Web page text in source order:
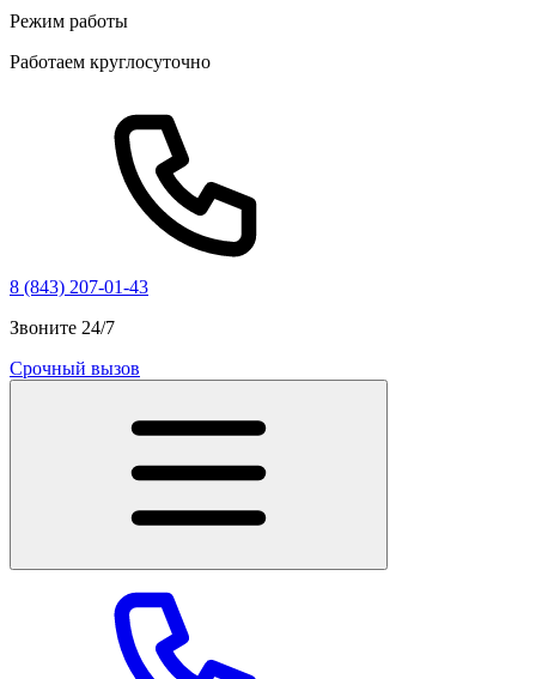
Режим работы
Работаем круглосуточно
8 (843) 207-01-43
Звоните 24/7
Срочный вызов